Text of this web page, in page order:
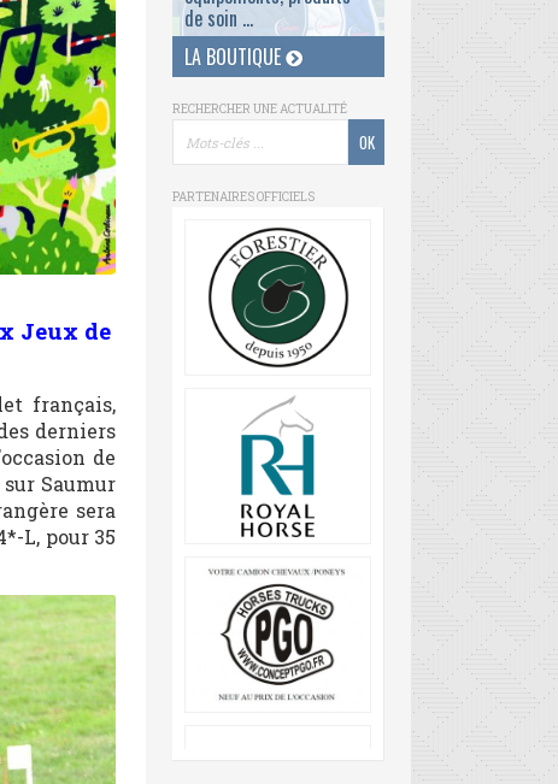
Jeux de
français,
derniers
de
Saumur
sera
L, pour 35
de soin ...
LA BOUTIQUE
RECHERCHER UNE ACTUALITÉ
PARTENAIRES OFFICIELS